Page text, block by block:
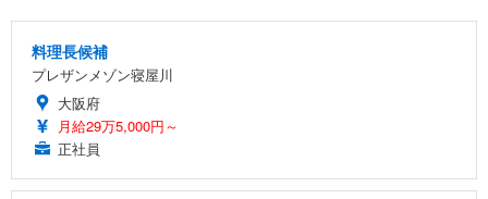
料理長候補
プレザンメゾン寝屋川
大阪府
月給29万5,000円～
正社員